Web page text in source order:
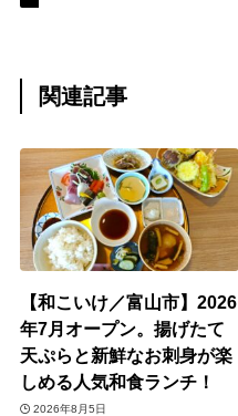
関連記事
【和こいけ／富山市】2026
年7月オープン。揚げたて
天ぷらと新鮮なお刺身が楽
しめる人気和食ランチ！
2026年8月5日